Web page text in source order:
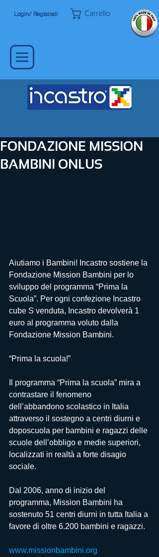
Login/ Registrati Carrello
FONDAZIONE MISSION
BAMBINI ONLUS
Aiutiamo i Bambini! Incastro sostiene la
Fondazione Mission Bambini per lo
sviluppo del programma “Prima la
Scuola”. Per ogni confezione Incastro
cube S venduta, Incastro devolverà 1
euro al programma voluto dalla
Fondazione Mission Bambini.
“Prima la scuola!”
Il programma “Prima la scuola” mira a
contrastare il fenomeno
dell’abbandono scolastico in Italia
attraverso il sostegno a centri diurni e
doposcuola per bambini e ragazzi delle
scuole dell’obbligo e medie superiori,
localizzati in realtà a forte disagio
sociale.
Dal 2006, anno di inizio del
programma, Mission Bambini ha
sostenuto 51 centri diurni in tutta Italia a
favore di oltre 6.200 bambini e ragazzi.
www.missionbambini.org